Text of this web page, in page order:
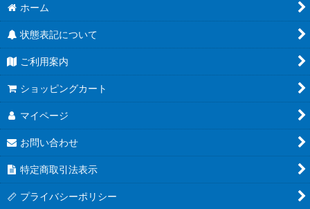
ホーム
状態表記について
ご利用案内
ショッピングカート
マイページ
お問い合わせ
特定商取引法表示
プライバシーポリシー